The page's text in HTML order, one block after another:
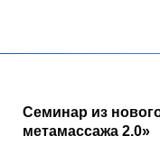
Семинар из
метамассажа 2.0»